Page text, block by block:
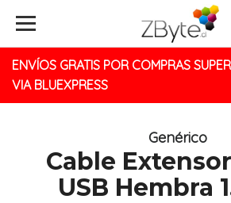
ENVÍOS GRATIS POR COMPRAS
VIA BLUEXPRESS
Genérico
Cable
USB Hembra